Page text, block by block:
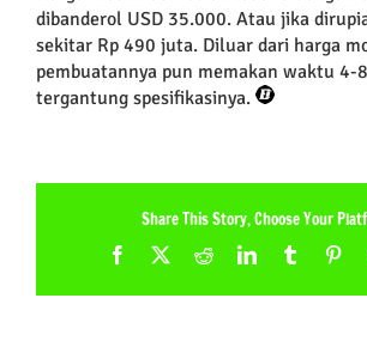
dibanderol USD 35.000. Atau jika
sekitar Rp 490 juta. Diluar dari harga
pembuatannya pun memakan waktu 4-
tergantung spesifikasinya.
Share This Story, Choose Your
Facebook
X RedditLinkedInTumblr